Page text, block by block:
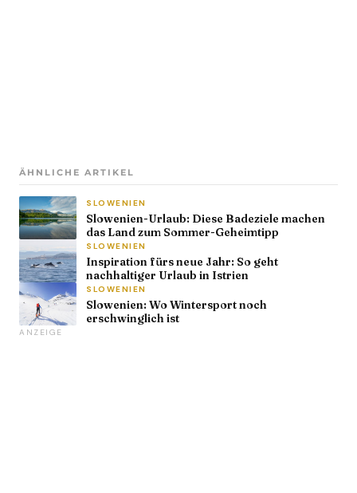
ÄHNLICHE ARTIKEL
SLOWENIEN
Slowenien-Urlaub: Diese Badeziele machen
das Land zum Sommer-Geheimtipp
SLOWENIEN
Inspiration fürs neue Jahr: So geht
nachhaltiger Urlaub in Istrien
SLOWENIEN
Slowenien: Wo Wintersport noch
erschwinglich ist
ANZEIGE